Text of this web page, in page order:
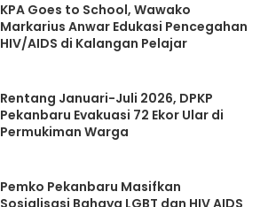
KPA Goes to School, ‎Wawako
Markarius Anwar Edukasi Pencegahan
HIV/AIDS di Kalangan Pelajar
Rentang Januari-Juli 2026, DPKP
Pekanbaru Evakuasi 72 Ekor Ular di
Permukiman Warga
Pemko Pekanbaru Masifkan